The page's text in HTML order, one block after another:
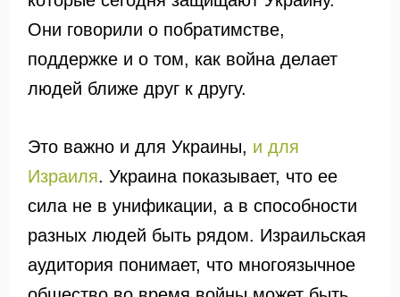
Они говорили о побратимстве,
поддержке и о том, как война делает
людей ближе друг к другу.
Это важно и для Украины, и для
Израиля. Украина показывает, что ее
сила не в унификации, а в способности
разных людей быть рядом. Израильская
аудитория понимает, что многоязычное